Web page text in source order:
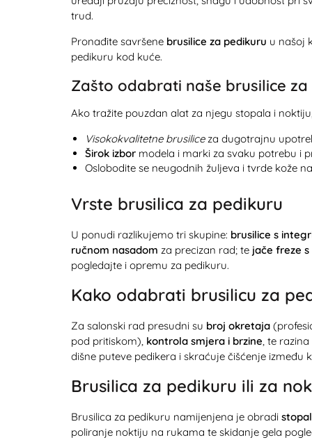
trud.
Pronađite savršene brusilice za pedikuru u našoj
pedikuru kod kuće.
Zašto odabrati naše brusilice
Ako tražite pouzdan alat za njegu stopala i
Visokokvalitetne brusiliceza dugotrajnu
Širok izbor modela i marki za svaku potrebu i
Oslobodite se neugodnih žuljeva i tvrde kože
Vrste brusilica za pedikuru
U ponudi razlikujemo tri skupine: brusilice s
ručnom nasadom za precizan rad; te jače freze
pogledajte i opremu za pedikuru.
Kako odabrati brusilicu za
Za salonski rad presudni su broj okretaja
pod pritiskom), kontrola smjera i brzine, te
dišne puteve pedikera i skraćuje čišćenje između
Brusilica za pedikuru ili za
Brusilica za pedikuru namijenjena je obradi
poliranje noktiju na rukama te skidanje gela